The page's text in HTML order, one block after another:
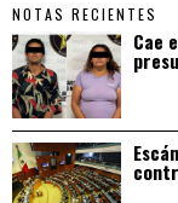
NOTAS RECIENTES
Cae